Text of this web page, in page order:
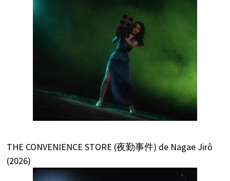
THE CONVENIENCE STORE (夜勤事件) de Nagae Jirô
(2026)